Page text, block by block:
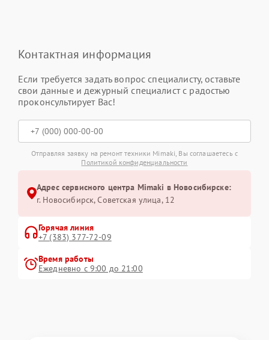
Контактная информация
Если требуется задать вопрос специалисту, оставьте
свои данные и дежурный специалист с радостью
проконсультирует Вас!
Отправляя заявку на ремонт техники Mimaki, Вы соглашаетесь с
Политикой конфиденциальности
Адрес сервисного центра Mimaki в Новосибирске:
г. Новосибирск, Советская улица, 12
Горячая линия
+7 (383) 377-72-09
Время работы
Ежедневно с 9:00 до 21:00